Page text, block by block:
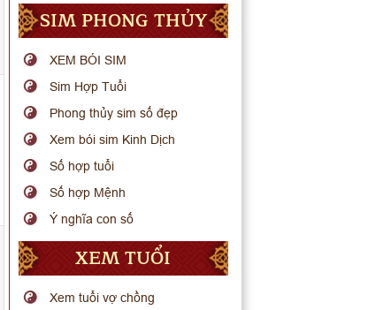
SIM PHONG THỦY
XEM BÓI SIM
Sim Hợp Tuổi
Phong thủy sim số đẹp
Xem bói sim Kinh Dịch
Số hợp tuổi
Số hợp Mệnh
Ý nghĩa con số
XEM TUỔI
Xem tuổi vợ chồng